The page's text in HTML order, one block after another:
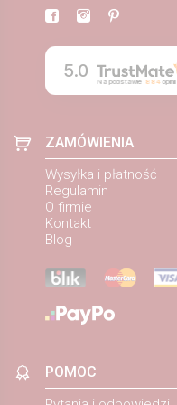
5.0
Na podstawie 884opinii
ZAMÓWIENIA
Wysyłka i płatność
Regulamin
O firmie
Kontakt
Blog
POMOC